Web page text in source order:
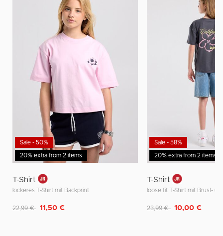
20% extra from 2 items
Sale - 50%
T-Shirt
lockeres T-Shirt mit Backprint
Reduziert von
22,99 € auf
11,50 €
20% extra from 2 items
Sale - 58%
T-Shirt
loose fit T-Shirt mit Brust-
Reduziert von
23,99 € auf
10,00 €